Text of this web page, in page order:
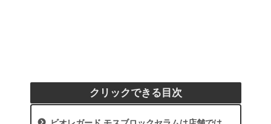
クリックできる目次